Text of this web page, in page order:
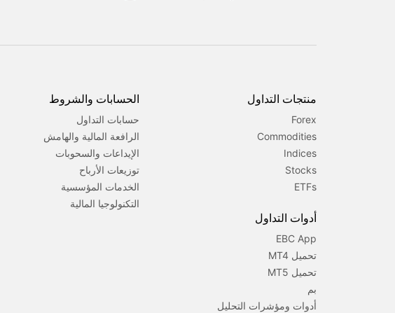
منتجات التداول
Forex
Commodities
Indices
Stocks
ETFs
أدوات التداول
EBC App
تحميل MT4
تحميل MT5
بم
أدوات ومؤشرات التحليل
الحسابات والشروط
حسابات التداول
الرافعة المالية والهامش
الإيداعات والسحوبات
توزيعات الأرباح
الخدمات المؤسسية
التكنولوجيا المالية